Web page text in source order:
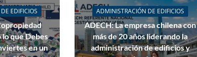
EDIFICIOS
que Debes
en un
ADMINISTRACIÓN DE EDIFICIOS
ADECH: La empresa chilena con
más de 20 años liderando la
administración de edificios y